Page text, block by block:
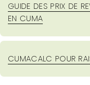
GUIDE DES PRIX DE
EN CUMA
CUMACALC POUR